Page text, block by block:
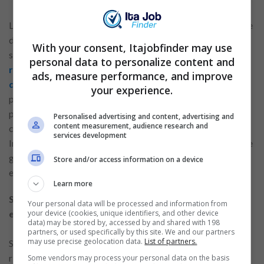
La piattaforma include anche misure di sicurezza e benessere
digitale, come la verifica del profilo, strumenti di
segnalazione e moderazione attiva. Questimeccanismi
rafforzano il suo impegno nel mantenere uno spazio
digitale sano , in cui il rispetto reciproco e l’interazione
positiva siano priorità assolute. Nel complesso, Hinge si
presenta come un’opzione positiva per chi cerca nuove
connessioni con calma, determinazione e rispetto.
Incoraggiando interazioni che valorizzano la conversazione e
gli interessi condivisi, la piattaforma contribuisce a
esperienze online più equilibrate e significative.
Slack: collaborazione organizzata e comunicazione
efficiente per gruppi e community
Slack è una delle piattaforme di comunicazione più
riconosciute e utilizzate a livello globale, soprattutto tra
With your consent, Itajobfinder may use
personal data to personalize content and
ads, measure performance, and improve
your experience.
Personalised advertising and content, advertising and
content measurement, audience research and
services development
Store and/or access information on a device
Learn more
Your personal data will be processed and information from
your device (cookies, unique identifiers, and other device
data) may be stored by, accessed by and shared with 198
partners, or used specifically by this site. We and our partners
may use precise geolocation data. List of partners.
Some vendors may process your personal data on the basis